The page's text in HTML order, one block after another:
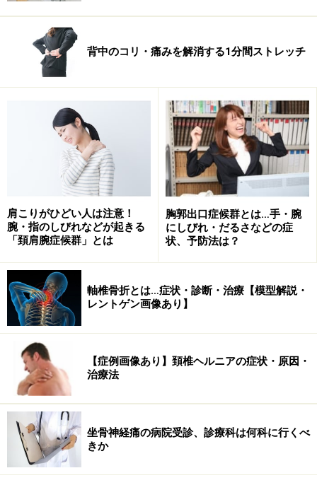
Aさんに起きたのは、「間欠性跛行」という症状です。
が、閉塞性動脈硬化症などの血管性病変でも同じ症状が
発生します。血管性と神経性のどちらが原因となるのか
間欠性跛行が生じた場合、血管性病変であると判定しま
す。間欠性跛行が歩行では発生し、自転車では発生しな
い場合、神経性病変と判定します。また血管性病変は
「血管外科」を受診すれば病変の有無を判定できますの
で、その方がより確実です。
またAさんに見られなかった症状として、会陰部の灼熱
感、疼痛、直腸膀胱症状（初期は便秘、排尿困難からは
じまり最終的に尿失禁、便失禁となる状態）、持続性勃
起などがあります。
腰部脊柱管狭窄症の診断
■単純X線（レントゲン）
2010年8月にAさんがクリニックで撮影した単純X線写真
です。
腰椎単純X線写真 側面像
背中のコリ・痛みを解消する1分間ストレッチ
肩こりがひどい人は注意！
腕・指のしびれなどが起きる
「頚肩腕症候群」とは
胸郭出口症候群とは…手・腕
にしびれ・だるさなどの症
状、予防法は？
軸椎骨折とは…症状・診断・治療【模型解説・
レントゲン画像あり】
【症例画像あり】頚椎ヘルニアの症状・原因・
治療法
坐骨神経痛の病院受診、診療科は何科に行くべ
きか